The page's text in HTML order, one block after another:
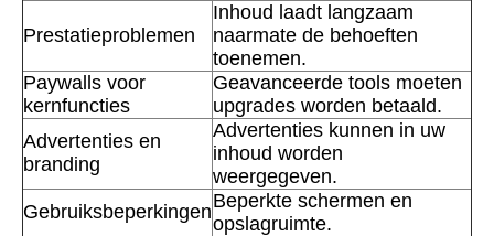
Prestatieproblemen
Inhoud laadt langzaam
naarmate de behoeften
toenemen.
Paywalls voor
kernfuncties
Geavanceerde tools moeten
upgrades worden betaald.
Advertenties en
branding
Advertenties kunnen in uw
inhoud worden
weergegeven.
GebruiksbeperkingenBeperkte schermen en
opslagruimte.